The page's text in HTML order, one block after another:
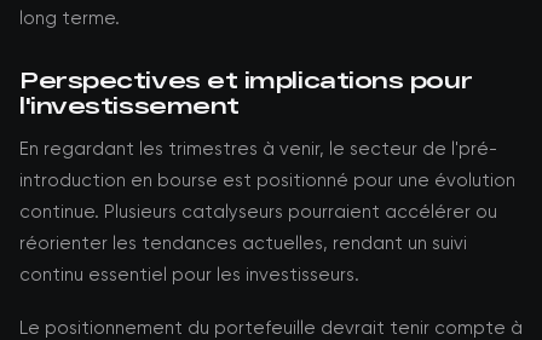
long terme.
Perspectives et implications pour
l'investissement
En regardant les trimestres à venir, le secteur de l'pré-
introduction en bourse est positionné pour une évolution
continue. Plusieurs catalyseurs pourraient accélérer ou
réorienter les tendances actuelles, rendant un suivi
continu essentiel pour les investisseurs.
Le positionnement du portefeuille devrait tenir compte à